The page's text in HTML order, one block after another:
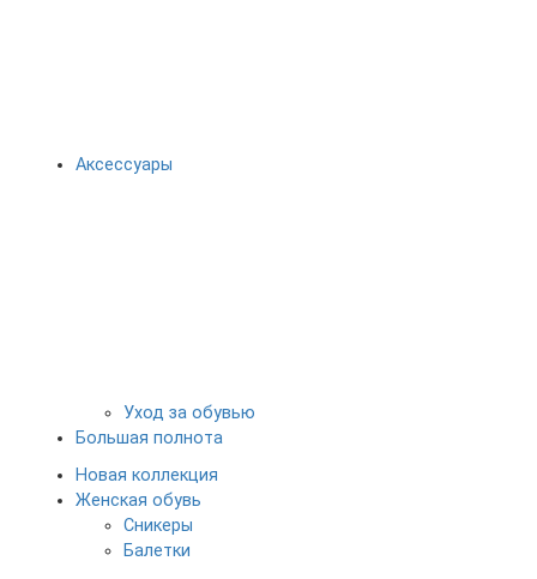
Аксессуары
Уход за обувью
Большая полнота
Новая коллекция
Женская обувь
Сникеры
Балетки